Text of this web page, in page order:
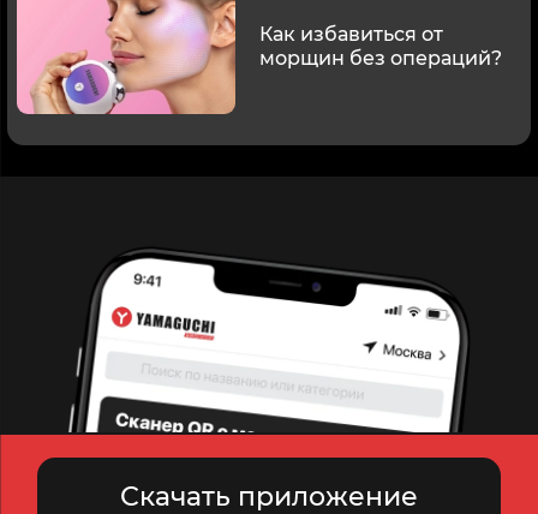
Как избавиться от
морщин без операций?
Скачать приложение